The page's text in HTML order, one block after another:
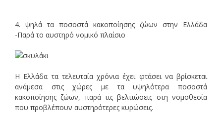
4. ψηλά τα ποσοστά κακοποίησης ζώων στην Ελλάδα
-Παρά το αυστηρό νομικό πλαίσιο
Η Ελλάδα τα τελευταία χρόνια έχει φτάσει να βρίσκεται
ανάμεσα στις χώρες με τα υψηλότερα ποσοστά
κακοποίησης ζώων, παρά τις βελτιώσεις στη νομοθεσία
που προβλέπουν αυστηρότερες κυρώσεις.